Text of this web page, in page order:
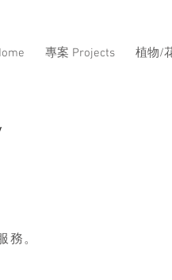
專案 Projects 植物/
務。